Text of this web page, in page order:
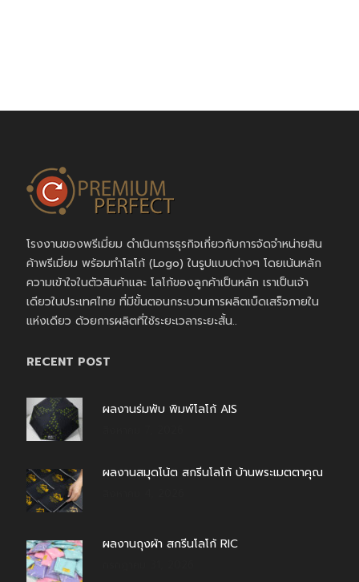
โรงงานของพรีเมี่ยม ดำเนินการธุรกิจเกี่ยวกับการจัดจำหน่ายสิน
ค้าพรีเมี่ยม พร้อมทำโลโก้ (Logo) ในรูปแบบต่างๆ โดยเน้นหลัก
ความเข้าใจในตัวสินค้าและ โลโก้ของลูกค้าเป็นหลัก เราเป็นเจ้า
เดียวในประเทศไทย ที่มีขั้นตอนกระบวนการผลิตเบ็ดเสร็จภายใน
แห่งเดียว ด้วยการผลิตที่ใช้ระยะเวลาระยะสั้น..
RECENT POST
ผลงานร่มพับ พิมพ์โลโก้ AIS
ผลงานสมุดโน้ต สกรีนโลโก้ บ้านพระเมตตาคุณ
ผลงานถุงผ้า สกรีนโลโก้ RIC